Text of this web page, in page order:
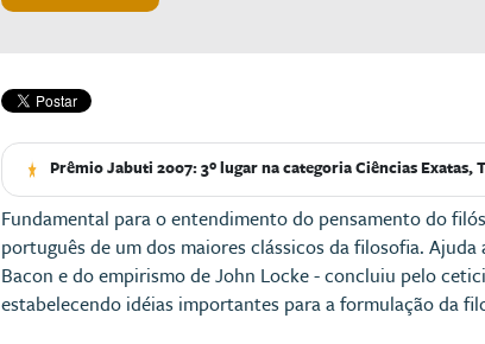
Prêmio Jabuti 2007: 3º lugar na categoria Ciências Exatas,
Fundamental para o entendimento do pensamento do
português de um dos maiores clássicos da filosofia.
Bacon e do empirismo de John Locke - concluiu pelo
estabelecendo idéias importantes para a formulação da